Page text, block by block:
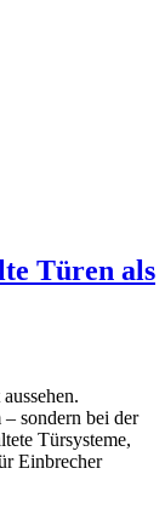
Türen als
sondern bei der
Türsysteme,
Einbrecher